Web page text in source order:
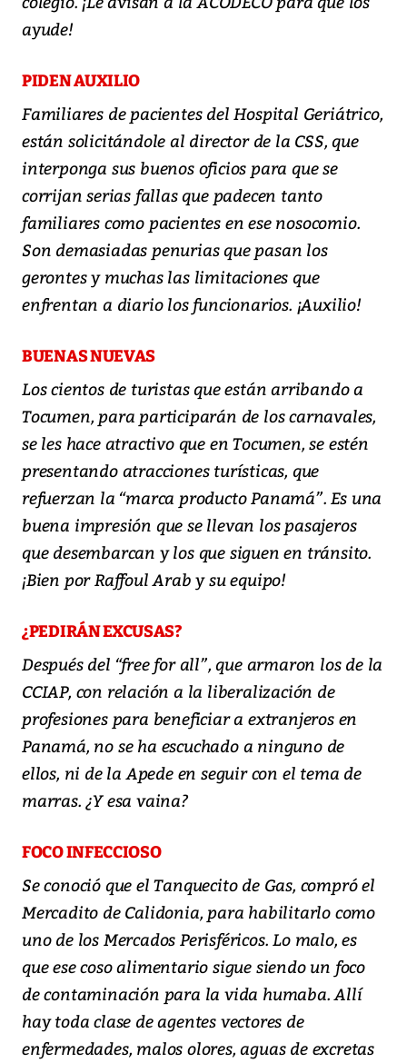
ayude!
PIDEN AUXILIO
Familiares de pacientes del Hospital Geriátrico,
están solicitándole al director de la CSS, que
interponga sus buenos oficios para que se
corrijan serias fallas que padecen tanto
familiares como pacientes en ese nosocomio.
Son demasiadas penurias que pasan los
gerontes y muchas las limitaciones que
enfrentan a diario los funcionarios. ¡Auxilio!
BUENAS NUEVAS
Los cientos de turistas que están arribando a
Tocumen, para participarán de los carnavales,
se les hace atractivo que en Tocumen, se estén
presentando atracciones turísticas, que
refuerzan la “marca producto Panamá”. Es una
buena impresión que se llevan los pasajeros
que desembarcan y los que siguen en tránsito.
¡Bien por Raffoul Arab y su equipo!
¿PEDIRÁN EXCUSAS?
Después del “free for all”, que armaron los de la
CCIAP, con relación a la liberalización de
profesiones para beneficiar a extranjeros en
Panamá, no se ha escuchado a ninguno de
ellos, ni de la Apede en seguir con el tema de
marras. ¿Y esa vaina?
FOCO INFECCIOSO
Se conoció que el Tanquecito de Gas, compró el
Mercadito de Calidonia, para habilitarlo como
uno de los Mercados Perisféricos. Lo malo, es
que ese coso alimentario sigue siendo un foco
de contaminación para la vida humaba. Allí
hay toda clase de agentes vectores de
enfermedades, malos olores, aguas de excretas